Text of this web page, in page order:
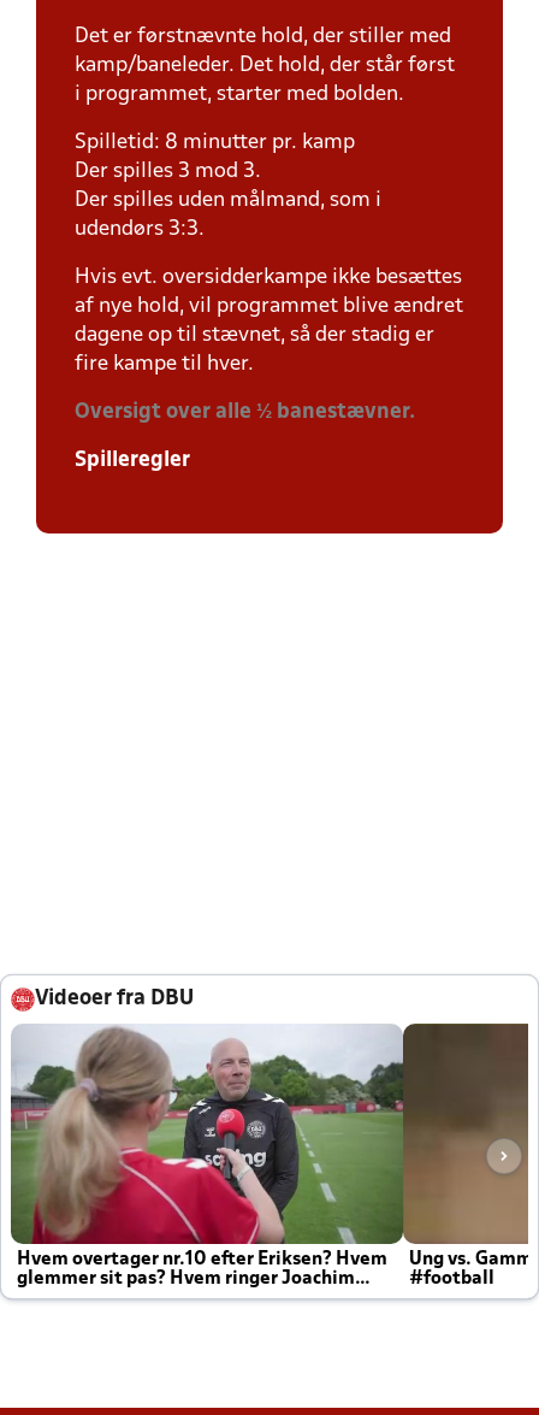
Det er førstnævnte hold, der stiller med
kamp/baneleder. Det hold, der står først
i programmet, starter med bolden.
Spilletid: 8 minutter pr. kamp
Der spilles 3 mod 3.
Der spilles uden målmand, som i
udendørs 3:3.
Hvis evt. oversidderkampe ikke besættes
af nye hold, vil programmet blive ændret
dagene op til stævnet, så der stadig er
fire kampe til hver.
Oversigt over alle ½ banestævner.
Spilleregler
Videoer fra DBU
Hvem overtager nr.10 efter Eriksen? Hvem
glemmer sit pas? Hvem ringer Joachim
altid til efter kampe?
Ung vs.
#football